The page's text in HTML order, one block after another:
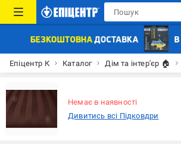
Епіцентр К Каталог Дім та інтер'єр 🏠
Немає в наявності
Дивитись всі Підковдри